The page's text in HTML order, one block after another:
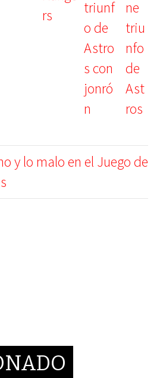
ne
triu
nfo
de
Ast
ros
y lo malo en el Juego de